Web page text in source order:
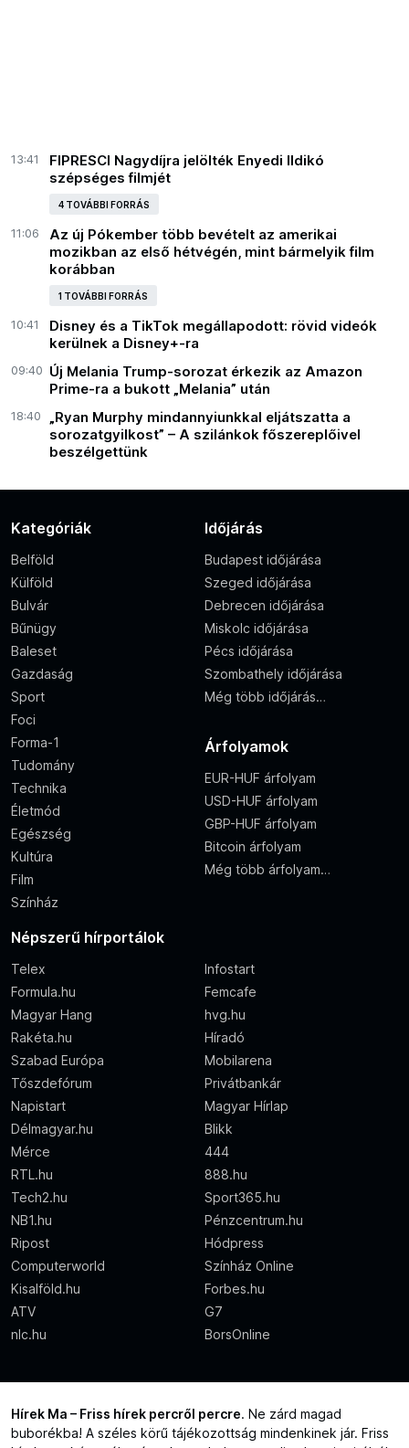
13:41
FIPRESCI Nagydíjra jelölték Enyedi Ildikó
szépséges filmjét
4 TOVÁBBI FORRÁS
11:06
Az új Pókember több bevételt az amerikai
mozikban az első hétvégén, mint bármelyik film
korábban
1 TOVÁBBI FORRÁS
10:41
Disney és a TikTok megállapodott: rövid videók
kerülnek a Disney+-ra
09:40 Új Melania Trump-sorozat érkezik az Amazon
Prime-ra a bukott „Melania” után
18:40
„Ryan Murphy mindannyiunkkal eljátszatta a
sorozatgyilkost” – A szilánkok főszereplőivel
beszélgettünk
Kategóriák
Belföld
Külföld
Bulvár
Bűnügy
Baleset
Gazdaság
Sport
Foci
Forma-1
Tudomány
Technika
Életmód
Egészség
Kultúra
Film
Színház
Időjárás
Budapest időjárása
Szeged időjárása
Debrecen időjárása
Miskolc időjárása
Pécs időjárása
Szombathely időjárása
Még több időjárás…
Árfolyamok
EUR-HUF árfolyam
USD-HUF árfolyam
GBP-HUF árfolyam
Bitcoin árfolyam
Még több árfolyam…
Népszerű hírportálok
Telex
Infostart
Formula.hu
Femcafe
Magyar Hang
hvg.hu
Rakéta.hu
Híradó
Szabad Európa
Mobilarena
Tőszdefórum
Privátbankár
Napistart
Magyar Hírlap
Délmagyar.hu
Blikk
Mérce
444
RTL.hu
888.hu
Tech2.hu
Sport365.hu
NB1.hu
Pénzcentrum.hu
Ripost
Hódpress
Computerworld
Színház Online
Kisalföld.hu
Forbes.hu
ATV
G7
nlc.hu
BorsOnline
Hírek Ma – Friss hírek percről percre. Ne zárd magad
buborékba! A széles körű tájékozottság mindenkinek jár. Friss